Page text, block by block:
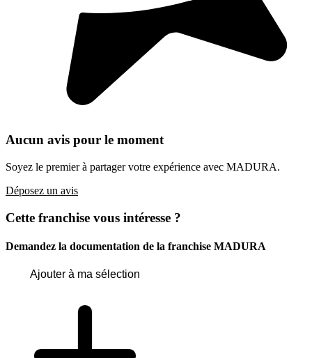
Aucun avis pour le moment
Soyez le premier à partager votre expérience avec MADURA.
Déposez un avis
Cette franchise vous intéresse ?
Demandez la documentation de la franchise MADURA
Ajouter à ma sélection